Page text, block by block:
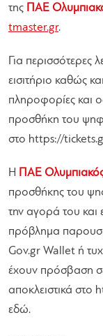
της ΠΑΕ
tmaster.gr.
Για
εισιτήριο καθώς
πληροφορίες και
προσθήκη του
στο https://
Η ΠΑΕ
προσθήκης του
την αγορά του και
πρόβλημα
Gov.gr Wallet ή
έχουν πρόσβαση
αποκλειστικά
εδώ.